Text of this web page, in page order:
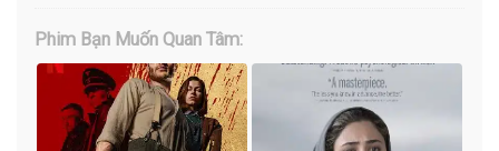
Phim Bạn Muốn Quan Tâm: